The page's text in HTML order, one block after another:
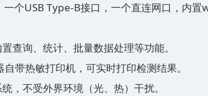
个USB Type-B接口，一个直连网口，内
查询、统计、批量数据处理等功能。
带热敏打印机，可实时打印检测结果。
，不受外界环境（光、热）干扰。